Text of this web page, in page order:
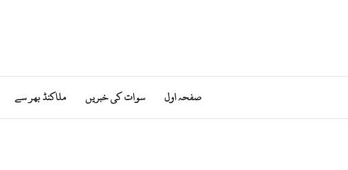
صفحہ اول سوات کی خبریں ملاکنڈ بھر سے